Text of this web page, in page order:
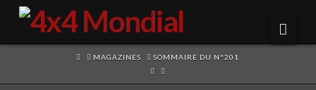
HOMEMAGAZINES SOMMAIRE DU N°201